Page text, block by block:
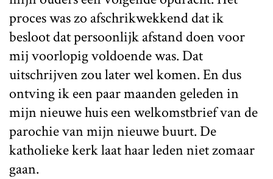
proces was zo afschrikwekkend dat ik
besloot dat persoonlijk afstand doen voor
mij voorlopig voldoende was. Dat
uitschrijven zou later wel komen. En dus
ontving ik een paar maanden geleden in
mijn nieuwe huis een welkomstbrief van de
parochie van mijn nieuwe buurt. De
katholieke kerk laat haar leden niet zomaar
gaan.